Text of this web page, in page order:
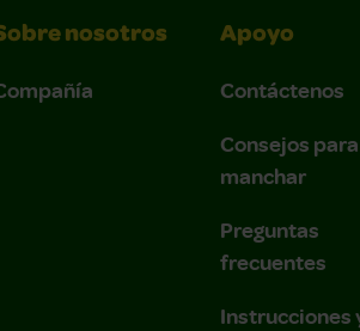
nosotros Apoyo
Contáctenos
Consejos para
manchar
Preguntas
frecuentes
Instrucciones